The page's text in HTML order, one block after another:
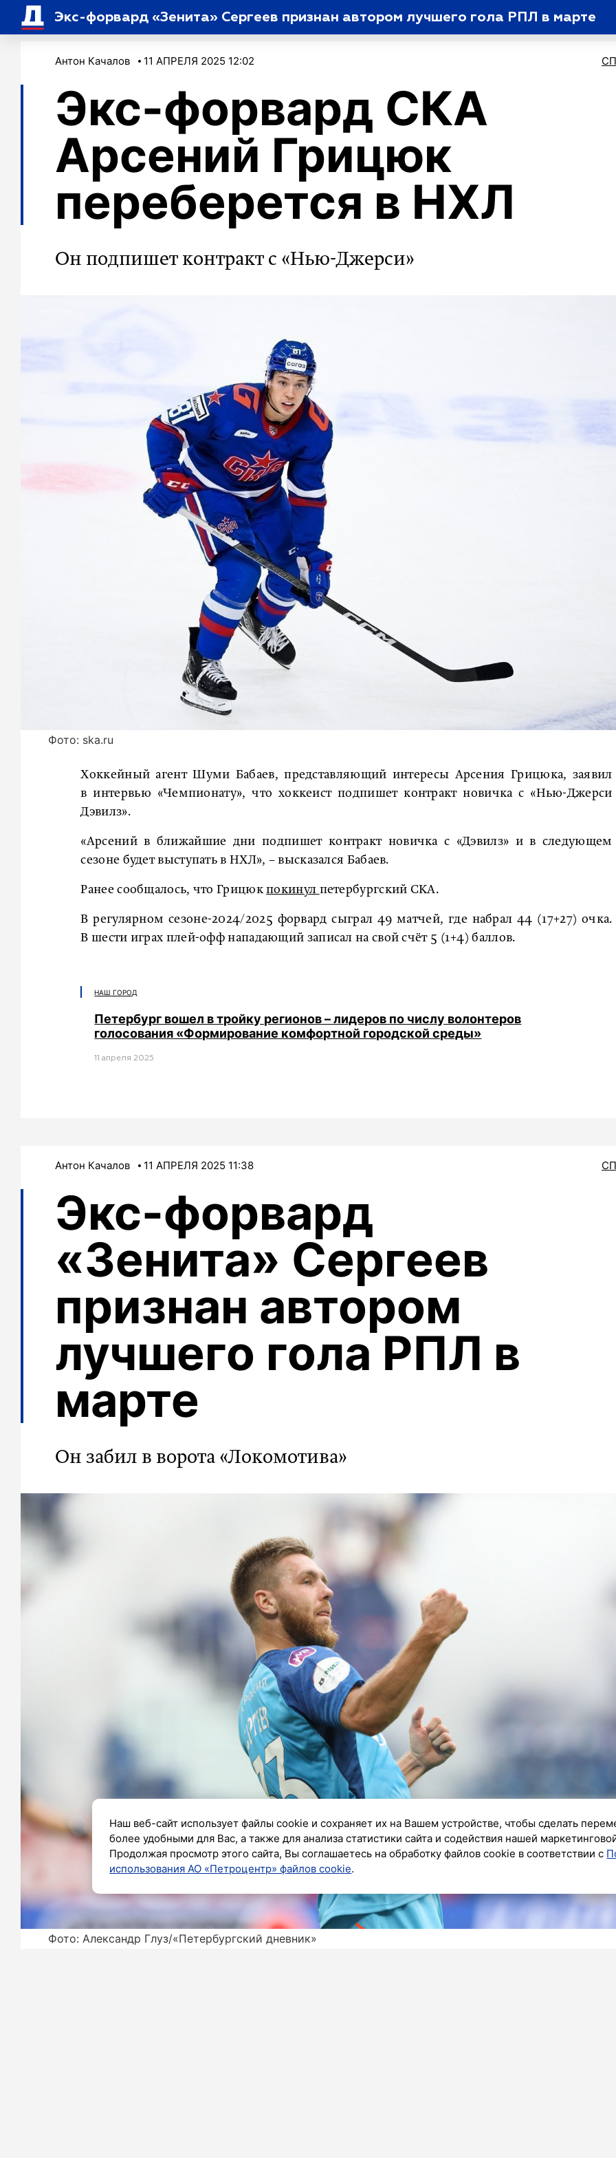
Экс-форвард «Зенита» Сергеев признан автором лучшего гола РПЛ в марте
Антон Качалов 11 АПРЕЛЯ 2025 12:02
Экс-форвард СКА
Арсений Грицюк
переберется в НХЛ
Он подпишет контракт с «Нью-Джерси»
Фото: ska.ru
Хоккейный агент Шуми Бабаев, представляющий интересы Арсения Грицюка, заявил
в интервью «Чемпионату», что хоккеист подпишет контракт новичка с «Нью-Джерси
Дэвилз».
«Арсений в ближайшие дни подпишет контракт новичка с «Дэвилз» и в следующем
сезоне будет выступать в НХЛ», – высказался Бабаев.
Ранее сообщалось, что Грицюкпокинул петербургский СКА.
В регулярном сезоне-2024/2025 форвард сыграл 49 матчей, где набрал 44 (17+27) очка.
В шести играх плей-офф нападающий записал на свой счёт 5 (1+4) баллов.
НАШ ГОРОД
Петербург вошел в тройку регионов – лидеров по числу волонтеров
голосования «Формирование комфортной городской среды»
11 апреля 2025
Антон Качалов 11 АПРЕЛЯ 2025 11:38
Экс-форвард
«Зенита» Сергеев
признан автором
лучшего гола РПЛ в
марте
Он забил в ворота «Локомотива»
Фото: Александр Глуз/«Петербургский дневник»
Наш веб-сайт использует файлы cookie и сохраняет их на Вашем устройстве, чтобы сделать
более удобными для Вас, а также для анализа статистики сайта и содействия нашей
Продолжая просмотр этого сайта, Вы соглашаетесь на обработку файлов cookie в соответствии с
использования АО «Петроцентр» файлов cookie.